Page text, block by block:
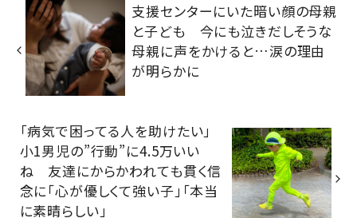
支援センターにいた暗い顔の母親
と子ども 今にも泣きだしそうな
母親に声をかけると…涙の理由
が明らかに
「病気で困ってる人を助けたい」
小1男児の”行動”に4.5万いい
ね 友達にからかわれても貫く信
念に「心が優しくて強い子」「本当
に素晴らしい」